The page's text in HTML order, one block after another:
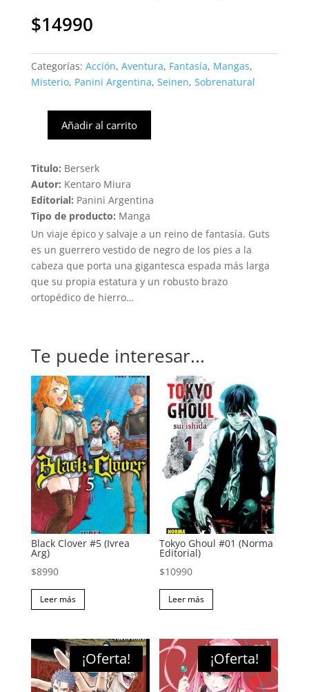
$14990
Categorías: Acción, Aventura, Fantasía, Mangas,
Misterio, Panini Argentina, Seinen, Sobrenatural
Berserk
(Panini)
cantidad
Añadir al carrito
Titulo: Berserk
Autor: Kentaro Miura
Editorial: Panini Argentina
Tipo de producto: Manga
Un viaje épico y salvaje a un reino de fantasía. Guts
es un guerrero vestido de negro de los pies a la
cabeza que porta una gigantesca espada más larga
que su propia estatura y un robusto brazo
ortopédico de hierro…
Te puede interesar...
Black Clover #5 (Ivrea
Arg)
$8990
Leer más
Tokyo Ghoul #01 (Norma
Editorial)
$10990
Leer más
¡Oferta! ¡Oferta!